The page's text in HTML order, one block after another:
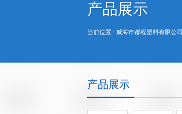
产品展示
当前位置 : 威海市都程塑料有限公司
产品展示